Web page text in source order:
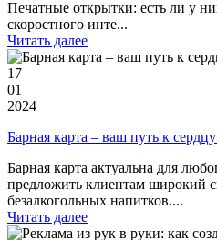
Печатные открытки: есть ли у
скоростного инте...
Читать далее
17
01
2024
Барная карта – ваш путь к сердцу
Барная карта актуальна для
предложить клиентам широкий
безалкогольных напитков....
Читать далее